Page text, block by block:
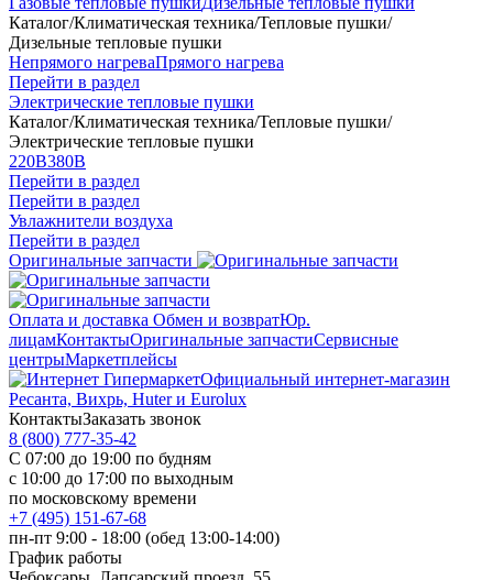
Каталог/Климатическая техника/Тепловые пушки/
Дизельные тепловые пушки
Непрямого нагреваПрямого нагрева
Перейти в раздел
Электрические тепловые пушки
Каталог/Климатическая техника/Тепловые пушки/
Электрические тепловые пушки
220В380В
Перейти в раздел
Перейти в раздел
Увлажнители воздуха
Перейти в раздел
Оригинальные запчасти
Оплата и доставка Обмен и возвратЮр.
лицамКонтактыОригинальные запчастиСервисные
центрыМаркетплейсы
Официальный интернет-магазин
Ресанта, Вихрь, Huter и Eurolux
КонтактыЗаказать звонок
8 (800) 777-35-42
С 07:00 до 19:00 по будням
с 10:00 до 17:00 по выходным
по московскому времени
+7 (495) 151-67-68
пн-пт 9:00 - 18:00 (обед 13:00-14:00)
График работы